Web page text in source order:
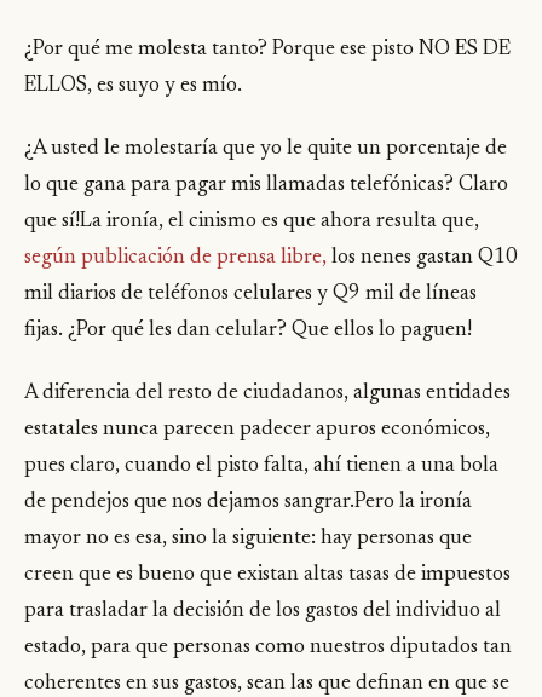
¿Por qué me molesta tanto? Porque ese pisto NO ES DE
ELLOS, es suyo y es mío.
¿A usted le molestaría que yo le quite un porcentaje de
lo que gana para pagar mis llamadas telefónicas? Claro
que sí!La ironía, el cinismo es que ahora resulta que,
según publicación de prensa libre, los nenes gastan Q10
mil diarios de teléfonos celulares y Q9 mil de líneas
fijas. ¿Por qué les dan celular? Que ellos lo paguen!
A diferencia del resto de ciudadanos, algunas entidades
estatales nunca parecen padecer apuros económicos,
pues claro, cuando el pisto falta, ahí tienen a una bola
de pendejos que nos dejamos sangrar.Pero la ironía
mayor no es esa, sino la siguiente: hay personas que
creen que es bueno que existan altas tasas de impuestos
para trasladar la decisión de los gastos del individuo al
estado, para que personas como nuestros diputados tan
coherentes en sus gastos, sean las que definan en que se